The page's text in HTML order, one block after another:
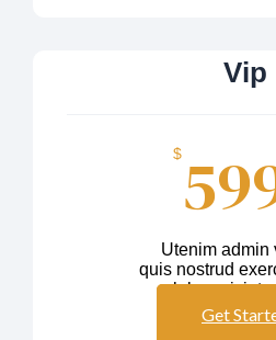
Vip
$
Utenim admin
quis nostrud
labos nisiut
Get